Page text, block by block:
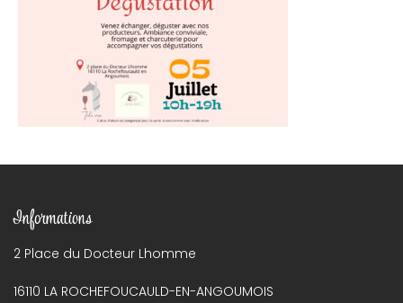
Informations
2 Place du Docteur Lhomme
16110 LA ROCHEFOUCAULD-EN-ANGOUMOIS